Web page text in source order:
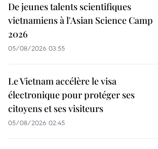
De jeunes talents scientifiques
vietnamiens à l'Asian Science Camp
2026
05/08/2026 03:55
Le Vietnam accélère le visa
électronique pour protéger ses
citoyens et ses visiteurs
05/08/2026 02:45